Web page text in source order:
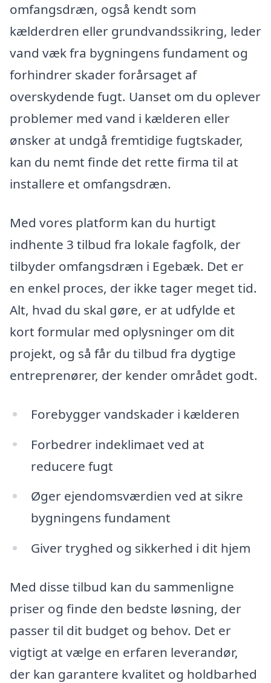
omfangsdræn, også kendt som
kælderdren eller grundvandssikring, leder
vand væk fra bygningens fundament og
forhindrer skader forårsaget af
overskydende fugt. Uanset om du oplever
problemer med vand i kælderen eller
ønsker at undgå fremtidige fugtskader,
kan du nemt finde det rette firma til at
installere et omfangsdræn.
Med vores platform kan du hurtigt
indhente 3 tilbud fra lokale fagfolk, der
tilbyder omfangsdræn i Egebæk. Det er
en enkel proces, der ikke tager meget tid.
Alt, hvad du skal gøre, er at udfylde et
kort formular med oplysninger om dit
projekt, og så får du tilbud fra dygtige
entreprenører, der kender området godt.
Forebygger vandskader i kælderen
Forbedrer indeklimaet ved at
reducere fugt
Øger ejendomsværdien ved at sikre
bygningens fundament
Giver tryghed og sikkerhed i dit hjem
Med disse tilbud kan du sammenligne
priser og finde den bedste løsning, der
passer til dit budget og behov. Det er
vigtigt at vælge en erfaren leverandør,
der kan garantere kvalitet og holdbarhed